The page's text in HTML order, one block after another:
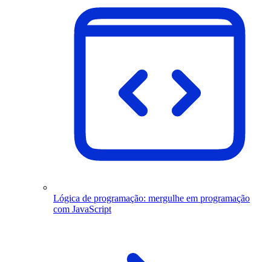
Lógica de programação: mergulhe em programação
com JavaScript